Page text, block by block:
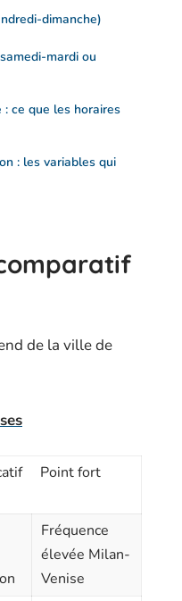
dimanche)
mardi ou
: ce que les horaires
: les variables qui
de la ville de
Point fort
Fréquence
élevée Milan-
Venise